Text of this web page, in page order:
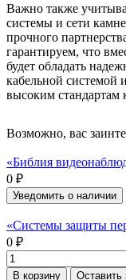
Важно также
системы и сети
прочного
гарантируем, что
будет обладать
кабельной системой
высоким стандартам
Возможно, вас
«Библия
0 ₽
Уведомить о наличии
«Системы защиты
0 ₽
В корзину Оставить